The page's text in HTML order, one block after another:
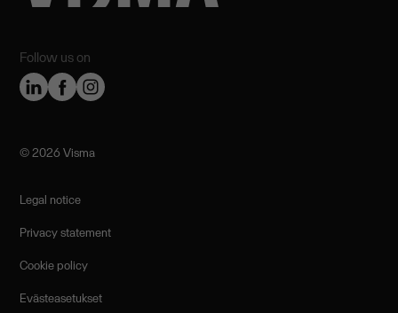
Follow us on
©️ 2026 Visma
Legal notice
Privacy statement
Cookie policy
Evästeasetukset